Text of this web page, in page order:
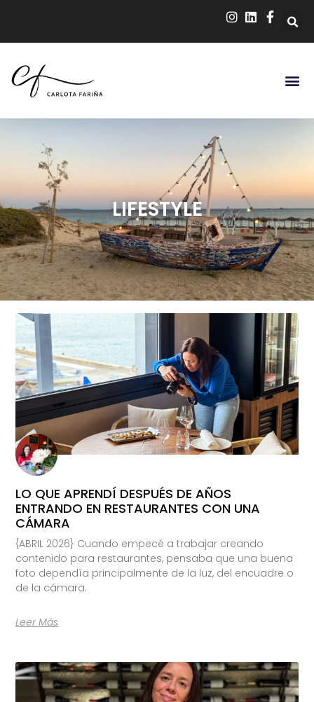
LIFESTYLE
LO QUE APRENDÍ DESPUÉS DE AÑOS
ENTRANDO EN RESTAURANTES CON UNA
CÁMARA
{ABRIL 2026} Cuando empecé a trabajar creando
contenido para restaurantes, pensaba que una buena
foto dependía principalmente de la luz, del encuadre o
de la cámara.
Leer Más